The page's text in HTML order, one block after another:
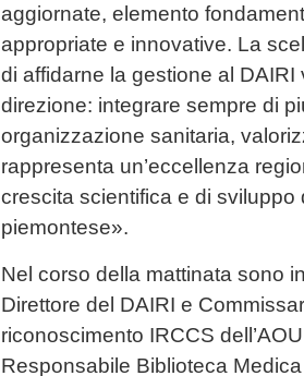
aggiornate, elemento
appropriate e innovative. La
di affidarne la gestione al
direzione: integrare sempre di
organizzazione sanitaria,
rappresenta un’eccellenza
crescita scientifica e di sviluppo
piemontese».
Nel corso della mattinata sono
Direttore del DAIRI e
riconoscimento IRCCS
Responsabile Biblioteca Medica